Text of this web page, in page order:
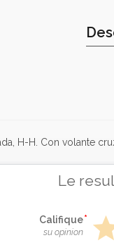
H-H. Con volante
Le
Califique
su opinion